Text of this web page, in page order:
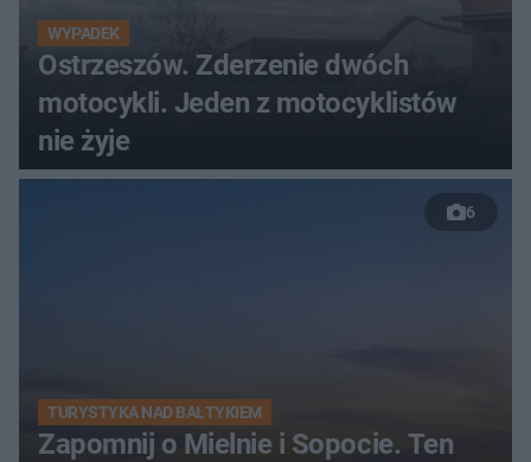
WYPADEK
Ostrzeszów. Zderzenie dwóch
motocykli. Jeden z motocyklistów
nie żyje
6
TURYSTYKA NAD BAŁTYKIEM
Zapomnij o Mielnie i Sopocie. Ten